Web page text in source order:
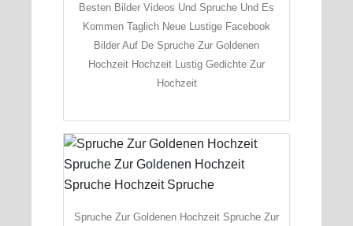
Besten Bilder Videos Und Spruche Und Es
Kommen Taglich Neue Lustige Facebook
Bilder Auf De Spruche Zur Goldenen
Hochzeit Hochzeit Lustig Gedichte Zur
Hochzeit
Spruche Zur Goldenen Hochzeit Spruche Zur